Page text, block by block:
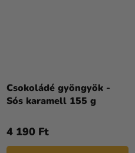
Csokoládé gyöngyök -
Sós karamell 155 g
4 190 Ft